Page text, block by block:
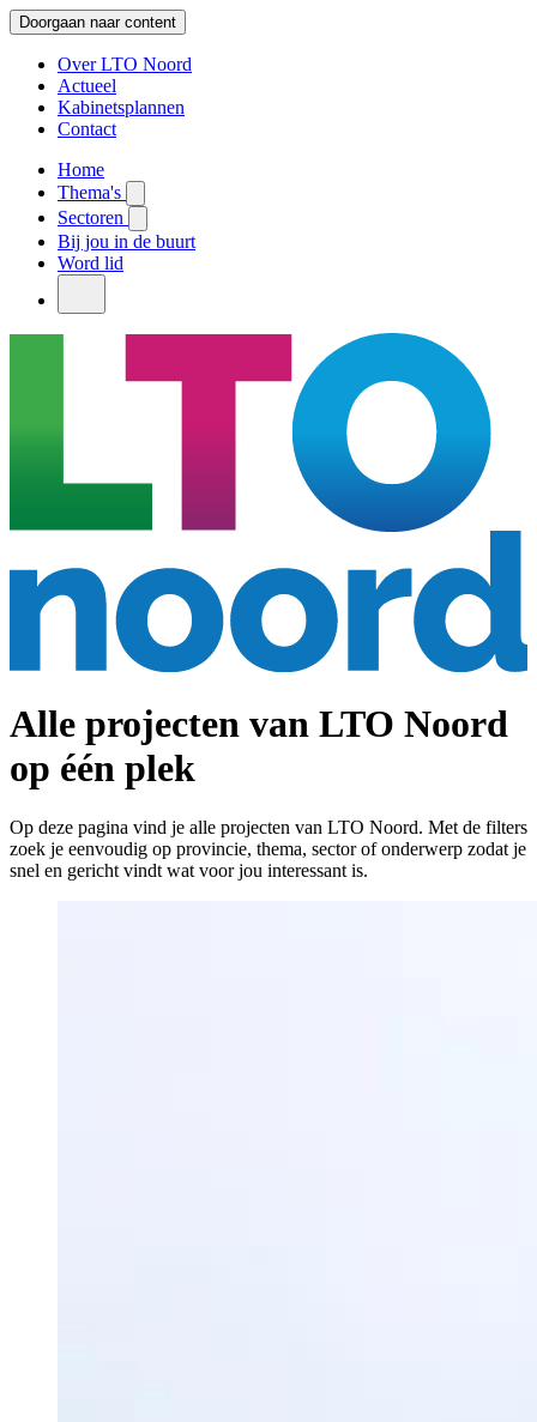
Doorgaan naar content
Over LTO Noord
Actueel
Kabinetsplannen
Contact
Home
Thema's
Sectoren
Bij jou in de buurt
Word lid
Alle projecten van LTO Noord
op één plek
Op deze pagina vind je alle projecten van LTO Noord. Met de filters
zoek je eenvoudig op provincie, thema, sector of onderwerp zodat je
snel en gericht vindt wat voor jou interessant is.